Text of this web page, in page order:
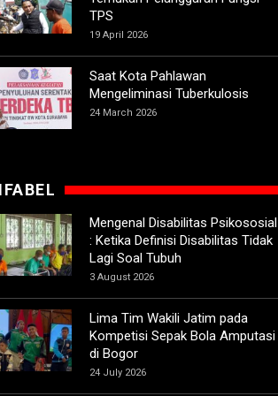
TPS
19 April 2026
Saat Kota Pahlawan
Mengeliminasi Tuberkulosis
24 March 2026
Mengenal Disabilitas Psikososial
: Ketika Definisi Disabilitas Tidak
Lagi Soal Tubuh
3 August 2026
Lima Tim Wakili Jatim pada
Kompetisi Sepak Bola Amputasi
di Bogor
24 July 2026